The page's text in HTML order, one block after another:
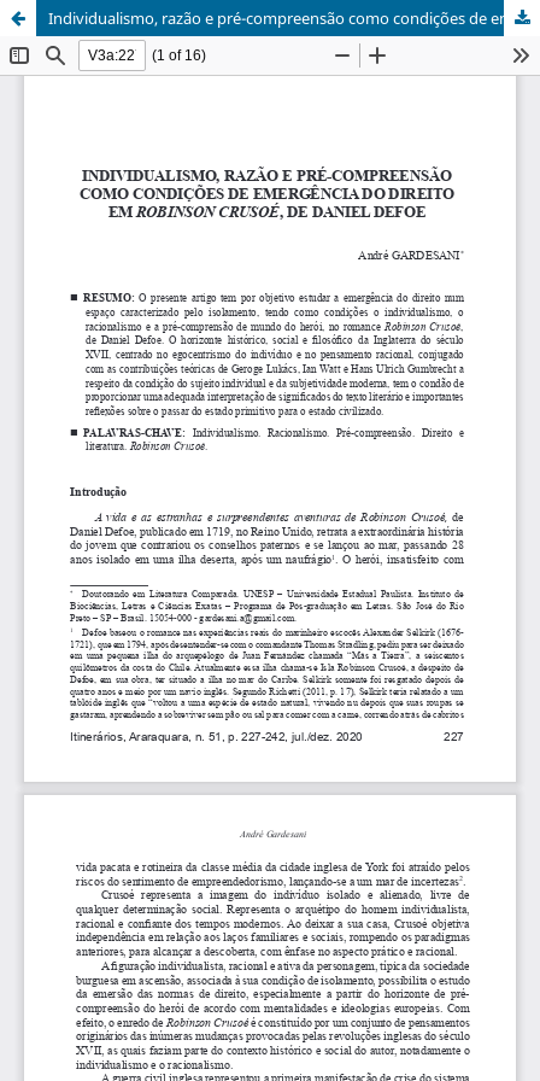
Individualismo, razão e pré-compreensão como condições de emergência do direito em Robinson Crusoé, de Daniel Defoe